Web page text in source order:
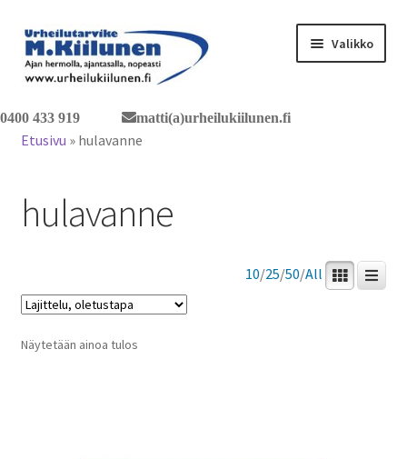
0400 433 919 matti(a)urheilukiilunen.fi
Siirry
navigointiin
Siirry
sisältöön
Valikko
Tervetuloa verkkokauppaan
Yhteystiedot
Etusivu » hulavanne
hulavanne
10/25/50/All
Näytetään ainoa tulos